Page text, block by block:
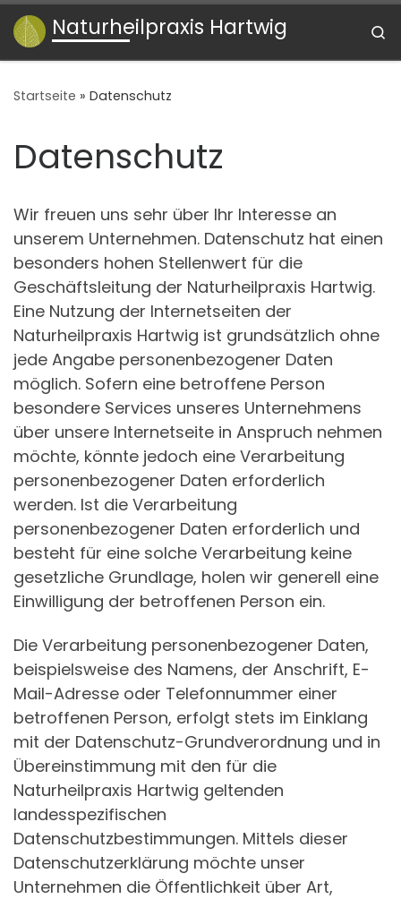
Zum Inhalt springen
Naturheilpraxis Hartwig
Startseite » Datenschutz
Datenschutz
Wir freuen uns sehr über Ihr Interesse an
unserem Unternehmen. Datenschutz hat einen
besonders hohen Stellenwert für die
Geschäftsleitung der Naturheilpraxis Hartwig.
Eine Nutzung der Internetseiten der
Naturheilpraxis Hartwig ist grundsätzlich ohne
jede Angabe personenbezogener Daten
möglich. Sofern eine betroffene Person
besondere Services unseres Unternehmens
über unsere Internetseite in Anspruch nehmen
möchte, könnte jedoch eine Verarbeitung
personenbezogener Daten erforderlich
werden. Ist die Verarbeitung
personenbezogener Daten erforderlich und
besteht für eine solche Verarbeitung keine
gesetzliche Grundlage, holen wir generell eine
Einwilligung der betroffenen Person ein.
Die Verarbeitung personenbezogener Daten,
beispielsweise des Namens, der Anschrift, E-
Mail-Adresse oder Telefonnummer einer
betroffenen Person, erfolgt stets im Einklang
mit der Datenschutz-Grundverordnung und in
Übereinstimmung mit den für die
Naturheilpraxis Hartwig geltenden
landesspezifischen
Datenschutzbestimmungen. Mittels dieser
Datenschutzerklärung möchte unser
Unternehmen die Öffentlichkeit über Art,